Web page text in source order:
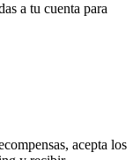
a tu cuenta para
acepta los